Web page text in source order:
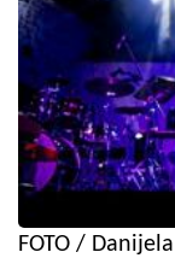
FOTO /